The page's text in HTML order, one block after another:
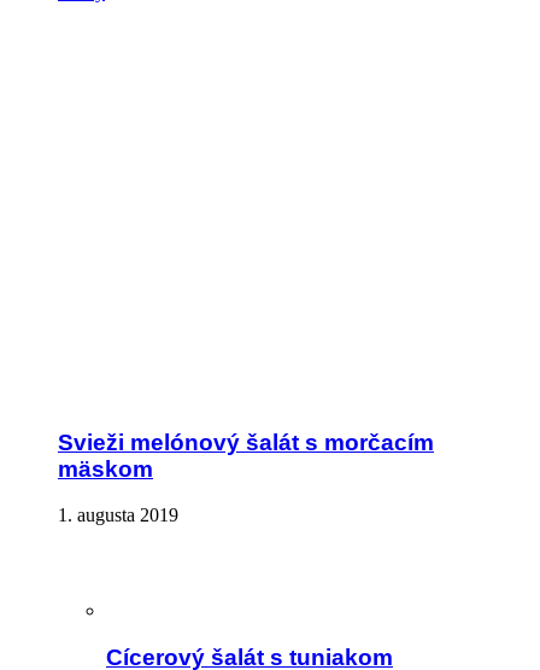
Svieži melónový šalát s morčacím
mäskom
1. augusta 2019
Cícerový šalát s tuniakom